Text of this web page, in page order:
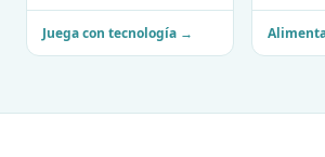
Juega con tecnología →